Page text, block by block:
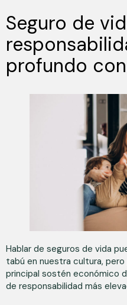
Seguro de
profundo
Hablar de seguros de vida
tabú en nuestra cultura,
principal sostén económico
de responsabilidad más